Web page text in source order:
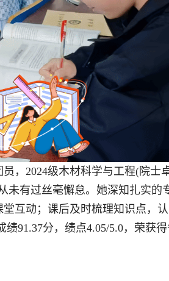
，2024级木材科学与工程(院
未有过丝毫懈怠。她深知扎实
互动；课后及时梳理知识点，
绩91.37分，绩点4.05/5.0，荣获